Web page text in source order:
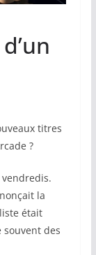
titres
?
la
était
des